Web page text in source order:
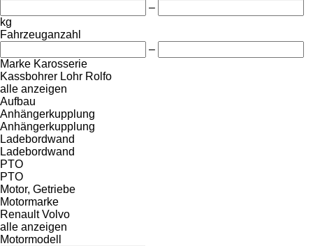
–
kg
Fahrzeuganzahl
–
Marke Karosserie
Kassbohrer Lohr Rolfo
alle anzeigen
Aufbau
Anhängerkupplung
Anhängerkupplung
Ladebordwand
Ladebordwand
PTO
PTO
Motor, Getriebe
Motormarke
Renault Volvo
alle anzeigen
Motormodell